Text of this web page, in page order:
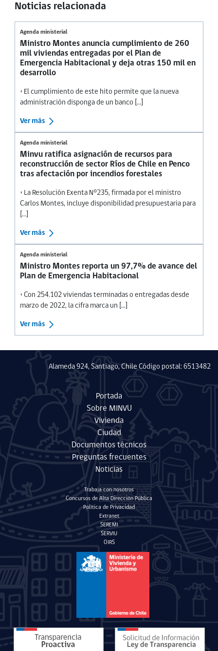
Noticias relacionada
Agenda ministerial
Ministro Montes anuncia cumplimiento de 260
mil viviendas entregadas por el Plan de
Emergencia Habitacional y deja otras 150 mil en
desarrollo
• El cumplimiento de este hito permite que la nueva
administración disponga de un banco [...]
Ver más
Agenda ministerial
Minvu ratifica asignación de recursos para
reconstrucción de sector Ríos de Chile en Penco
tras afectación por incendios forestales
• La Resolución Exenta N°235, firmada por el ministro
Carlos Montes, incluye disponibilidad presupuestaria para
[...]
Ver más
Agenda ministerial
Ministro Montes reporta un 97,7% de avance del
Plan de Emergencia Habitacional
• Con 254.102 viviendas terminadas o entregadas desde
marzo de 2022, la cifra marca un [...]
Ver más
Alameda 924, Santiago, Chile Código postal: 6513482
Portada
Sobre MINVU
Vivienda
Ciudad
Documentos técnicos
Preguntas frecuentes
Noticias
Trabaja con nosotros
Concursos de Alta Dirección Pública
Política de Privacidad
Extranet
SEREMI
SERVIU
OIRS